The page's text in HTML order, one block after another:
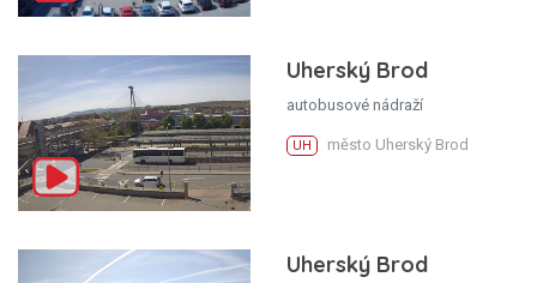
Uherský Brod
autobusové nádraží
UH město Uherský Brod
Uherský Brod